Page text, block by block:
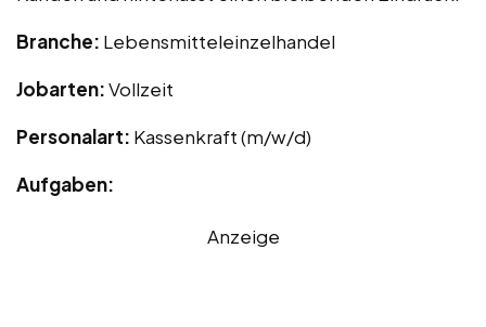
Branche: Lebensmitteleinzelhandel
Jobarten:Vollzeit
Personalart: Kassenkraft (m/w/d)
Aufgaben:
Anzeige